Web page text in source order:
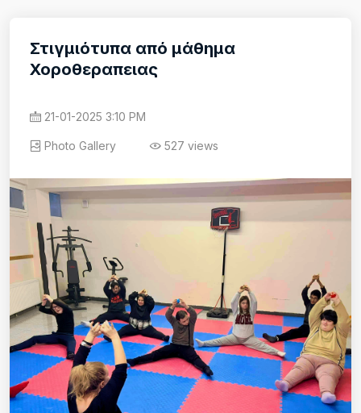
Στιγμιότυπα από μάθημα
Χοροθεραπειας
21-01-2025 3:10 PM
Photo Gallery 527 views